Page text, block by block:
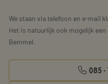
We staan via telefoon en e-mail
Het is natuurlijk ook mogelijk
Bemmel.
085 -